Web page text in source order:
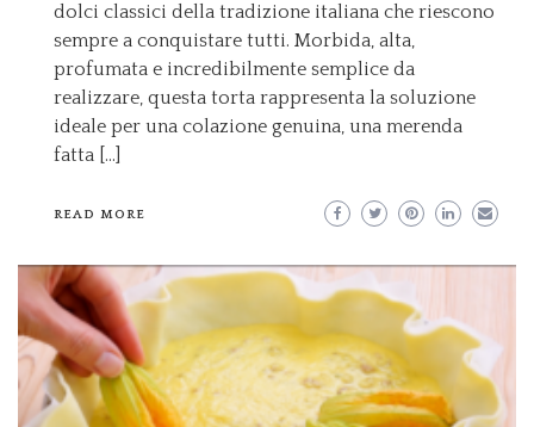
dolci classici della tradizione italiana che riescono
sempre a conquistare tutti. Morbida, alta,
profumata e incredibilmente semplice da
realizzare, questa torta rappresenta la soluzione
ideale per una colazione genuina, una merenda
fatta […]
READ MORE